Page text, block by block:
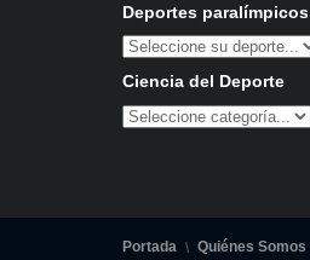
Deportes paralímpicos
Ciencia del Deporte
Portada Quiénes Somos